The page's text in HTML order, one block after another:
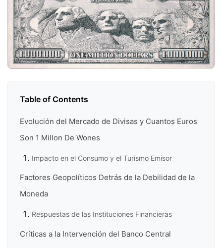
Table of Contents
Evolución del Mercado de Divisas y Cuantos Euros
Son 1 Millon De Wones
Impacto en el Consumo y el Turismo Emisor
Factores Geopolíticos Detrás de la Debilidad de la
Moneda
Respuestas de las Instituciones Financieras
Críticas a la Intervención del Banco Central